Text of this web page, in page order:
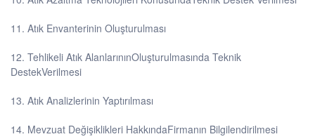
11. Atık Envanterinin Oluşturulması
12. Tehlikeli Atık AlanlarınınOluşturulmasında Teknik
DestekVerilmesi
13. Atık Analizlerinin Yaptırılması
14. Mevzuat Değişiklikleri HakkındaFirmanın Bilgilendirilmesi